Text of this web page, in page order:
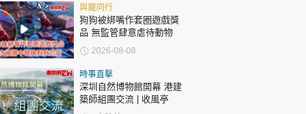
轉載 ©Eastweek.com.hk. All rights reserved.
與寵同行
狗狗被綁嘴作套圈遊戲獎
品 無監管肆意虐待動物
2026-08-08
時事直擊
深圳自然博物館開幕 港建
築師組團交流 | 收風亭